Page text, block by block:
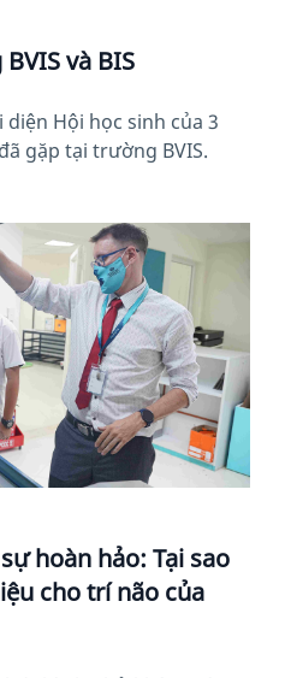
và BIS
Hội học sinh của 3
gặp tại trường BVIS.
hoàn hảo: Tại sao
cho trí não của